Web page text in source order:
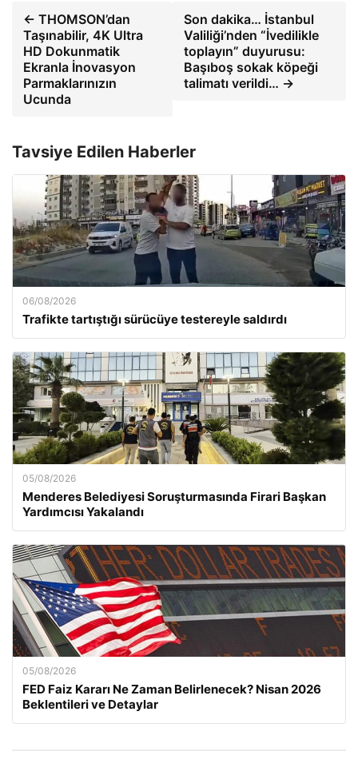
← THOMSON’dan
Taşınabilir, 4K Ultra
HD Dokunmatik
Ekranla İnovasyon
Parmaklarınızın
Ucunda
Son dakika… İstanbul
Valiliği’nden “İvedilikle
toplayın” duyurusu:
Başıboş sokak köpeği
talimatı verildi… →
Tavsiye Edilen Haberler
06/08/2026
Trafikte tartıştığı sürücüye testereyle saldırdı
05/08/2026
Menderes Belediyesi Soruşturmasında Firari Başkan
Yardımcısı Yakalandı
05/08/2026
FED Faiz Kararı Ne Zaman Belirlenecek? Nisan 2026
Beklentileri ve Detaylar